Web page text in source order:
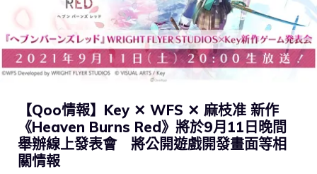
【Qoo情報】Key ✕ WFS ✕ 麻枝准 新作
《Heaven Burns Red》將於9月11日晚間
舉辦線上發表會 將公開遊戲開發畫面等相
關情報